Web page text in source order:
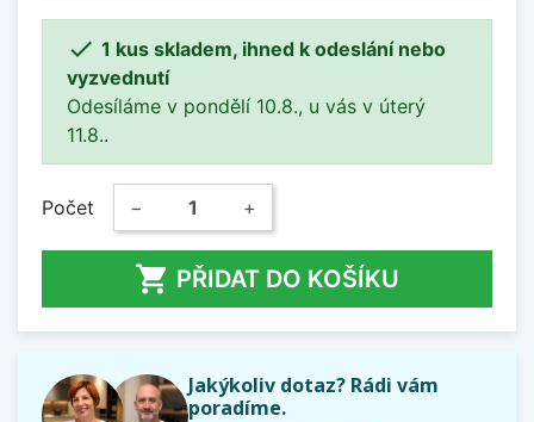
 1 kus skladem, ihned k odeslání nebo
vyzvednutí
Odesíláme v pondělí 10.8., u vás v úterý
11.8..
Počet − +
 PŘIDAT DO KOŠÍKU
Jakýkoliv dotaz? Rádi vám
poradíme.